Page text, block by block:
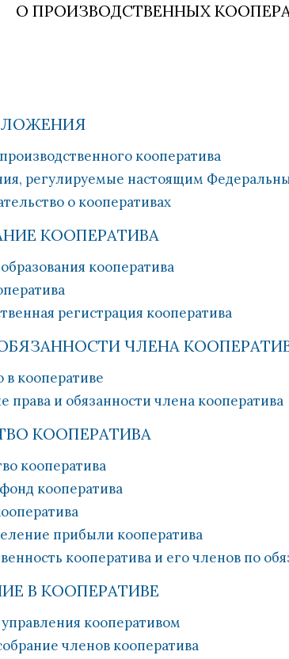
О ПРОИЗВОДСТВЕННЫХ
кооператива
регулируемые настоящим
о кооперативах
КООПЕРАТИВА
кооператива
регистрация кооператива
ЧЛЕНА
в кооперативе
права и обязанности члена кооператива
КООПЕРАТИВА
кооператива
кооператива
прибыли кооператива
кооператива и его членов по
В КООПЕРАТИВЕ
кооперативом
членов кооператива